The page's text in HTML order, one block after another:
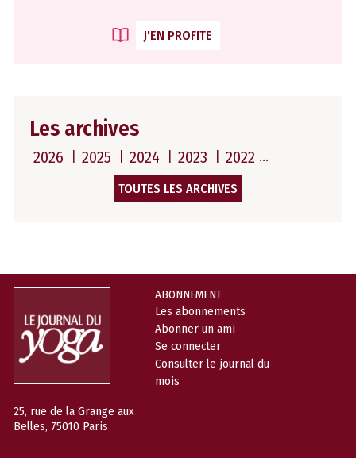
J'EN PROFITE
Les archives
2026 2025 2024 2023 2022
TOUTES LES ARCHIVES
25, rue de la Grange aux
Belles, 75010 Paris
ABONNEMENT
Les abonnements
Abonner un ami
Se connecter
Consulter le journal du
mois